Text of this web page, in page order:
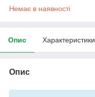
Немає в наявності
Опис Характеристики
Опис